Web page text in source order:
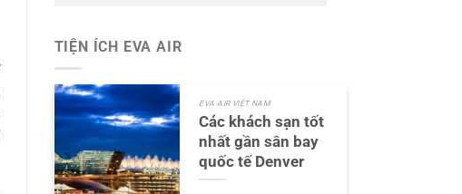
TIỆN ÍCH EVA AIR
EVA AIR VIỆT NAM
Các khách sạn tốt
nhất gần sân bay
quốc tế Denver